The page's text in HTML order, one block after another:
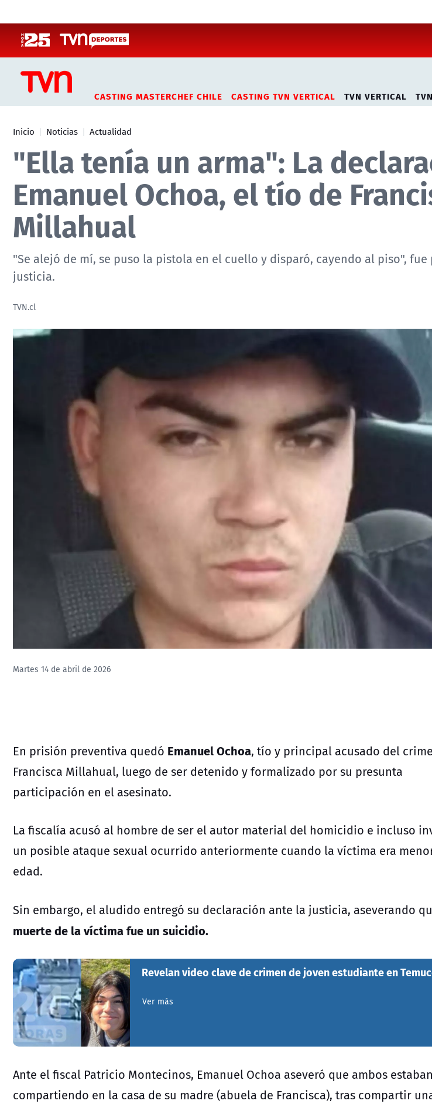
CASTING MASTERCHEF CHILE CASTING TVN VERTICAL TVN VERTICAL
Inicio Noticias Actualidad
"Ella tenía un arma": La
Emanuel Ochoa, el tío de
Millahual
"Se alejó de mí, se puso la pistola en el cuello y disparó, cayendo al piso",
justicia.
TVN.cl
Martes 14 de abril de 2026
En prisión preventiva quedó Emanuel Ochoa, tío y principal acusado del
Francisca Millahual, luego de ser detenido y formalizado por su presunta
participación en el asesinato.
La fiscalía acusó al hombre de ser el autor material del homicidio e incluso
un posible ataque sexual ocurrido anteriormente cuando la víctima era
edad.
Sin embargo, el aludido entregó su declaración ante la justicia, aseverando
muerte de la víctima fue un suicidio.
Revelan video clave de crimen de joven estudiante en
Ver más
Ante el fiscal Patricio Montecinos, Emanuel Ochoa aseveró que ambos estaban
compartiendo en la casa de su madre (abuela de Francisca), tras compartir